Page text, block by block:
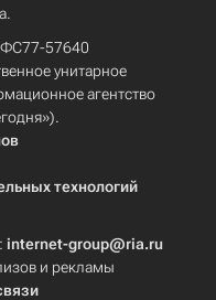
ФС77-57640
унитарное
агентство
технологий
internet-group@ria.ru
и рекламы